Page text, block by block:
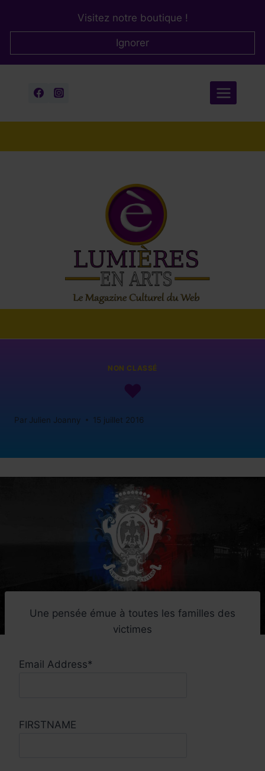
Visitez notre boutique !
Ignorer
NON CLASSÉ
♥
Par Julien Joanny 15 juillet 2016
Une pensée émue à toutes les familles des
victimes
Email Address*
FIRSTNAME